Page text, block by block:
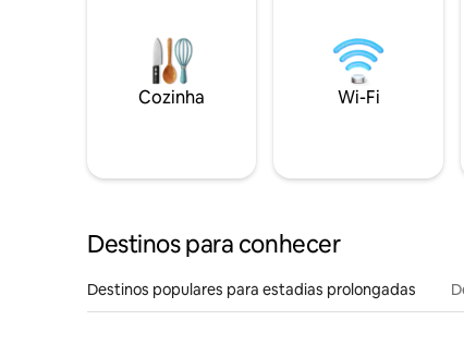
Cozinha Wi-Fi
Destinos para conhecer
Destinos populares para estadias prolongadas